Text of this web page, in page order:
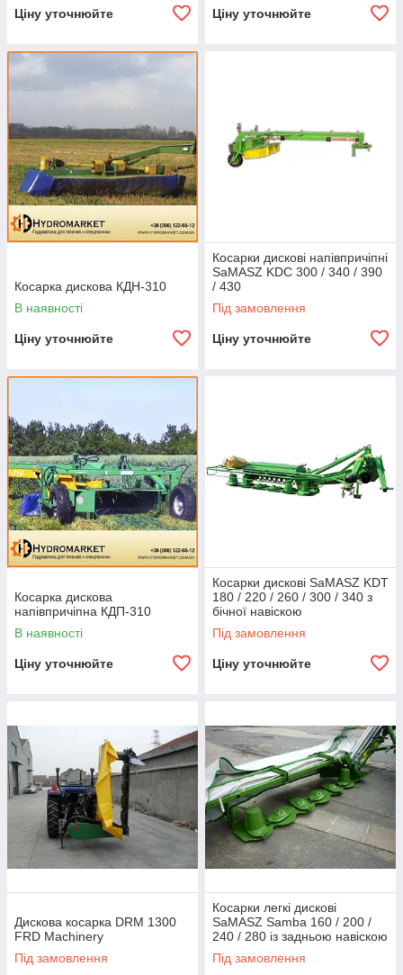
Ціну уточнюйте Ціну уточнюйте
Косарка дискова КДН-310
В наявності
Ціну уточнюйте
Косарки дискові напівпричіпні
SaMASZ KDC 300 / 340 / 390
/ 430
Під замовлення
Ціну уточнюйте
Косарка дискова
напівпричіпна КДП-310
В наявності
Ціну уточнюйте
Косарки дискові SaMASZ KDT
180 / 220 / 260 / 300 / 340 з
бічної навіскою
Під замовлення
Ціну уточнюйте
Дискова косарка DRM 1300
FRD Machinery
Під замовлення
Косарки легкі дискові
SaMASZ Samba 160 / 200 /
240 / 280 із задньою навіскою
Під замовлення